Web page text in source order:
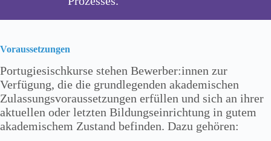
Voraussetzungen
Portugiesischkurse stehen Bewerber:innen zur
Verfügung, die die grundlegenden akademischen
Zulassungsvoraussetzungen erfüllen und sich an ihrer
aktuellen oder letzten Bildungseinrichtung in gutem
akademischem Zustand befinden. Dazu gehören: